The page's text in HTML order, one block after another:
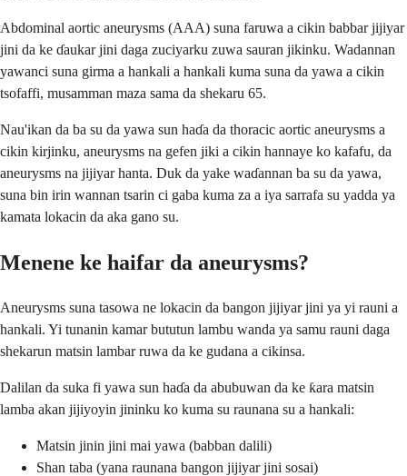
Abdominal aortic aneurysms (AAA) suna faruwa a cikin babbar jijiyar
jini da ke ɗaukar jini daga zuciyarku zuwa sauran jikinku. Wadannan
yawanci suna girma a hankali a hankali kuma suna da yawa a cikin
tsofaffi, musamman maza sama da shekaru 65.
Nau'ikan da ba su da yawa sun haɗa da thoracic aortic aneurysms a
cikin kirjinku, aneurysms na gefen jiki a cikin hannaye ko kafafu, da
aneurysms na jijiyar hanta. Duk da yake waɗannan ba su da yawa,
suna bin irin wannan tsarin ci gaba kuma za a iya sarrafa su yadda ya
kamata lokacin da aka gano su.
Menene ke haifar da aneurysms?
Aneurysms suna tasowa ne lokacin da bangon jijiyar jini ya yi rauni a
hankali. Yi tunanin kamar bututun lambu wanda ya samu rauni daga
shekarun matsin lambar ruwa da ke gudana a cikinsa.
Dalilan da suka fi yawa sun haɗa da abubuwan da ke ƙara matsin
lamba akan jijiyoyin jininku ko kuma su raunana su a hankali:
Matsin jinin jini mai yawa (babban dalili)
Shan taba (yana raunana bangon jijiyar jini sosai)